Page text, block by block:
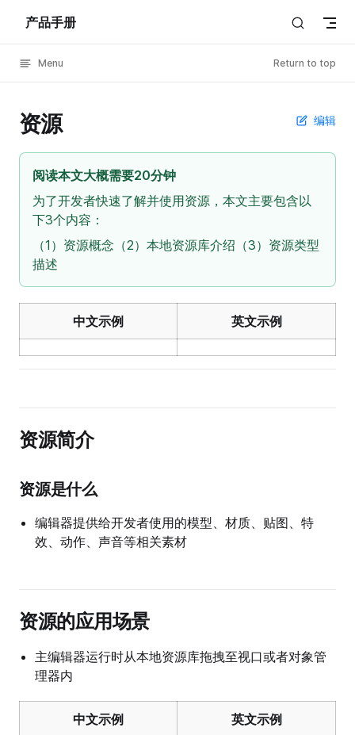
Skip to content
产品手册
Menu Return to top
编辑
资源
阅读本文大概需要20分钟
为了开发者快速了解并使用资源，本文主要包含以
下3个内容：
（1）资源概念（2）本地资源库介绍（3）资源类型
描述
中文示例 英文示例
资源简介
资源是什么
编辑器提供给开发者使用的模型、材质、贴图、特
效、动作、声音等相关素材
资源的应用场景
主编辑器运行时从本地资源库拖拽至视口或者对象管
理器内
中文示例 英文示例